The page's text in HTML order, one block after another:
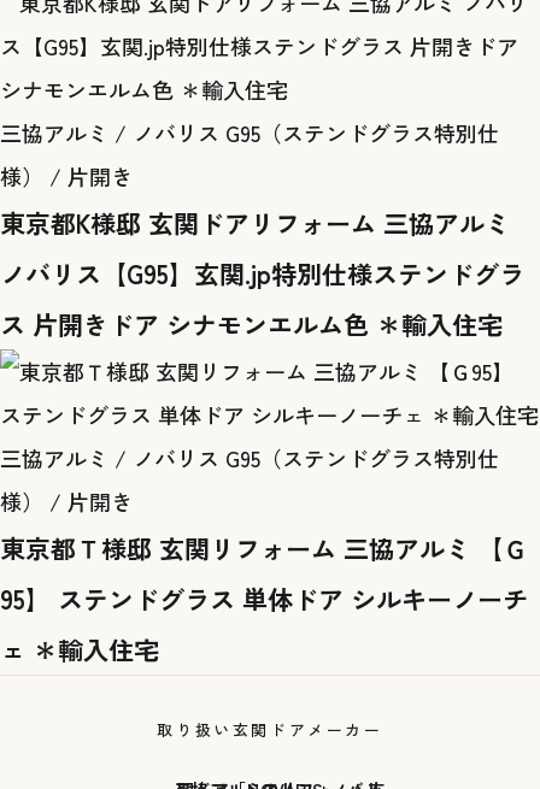
三協アルミ / ノバリス G95（ステンドグラス特別仕
様） / 片開き
東京都K様邸 玄関ドアリフォーム 三協アルミ
ノバリス【G95】玄関.jp特別仕様ステンドグラ
ス 片開きドア シナモンエルム色 ＊輸入住宅
三協アルミ / ノバリス G95（ステンドグラス特別仕
様） / 片開き
東京都Ｔ様邸 玄関リフォーム 三協アルミ 【Ｇ
95】 ステンドグラス 単体ドア シルキーノーチ
ェ ＊輸入住宅
取り扱い玄関ドアメーカー